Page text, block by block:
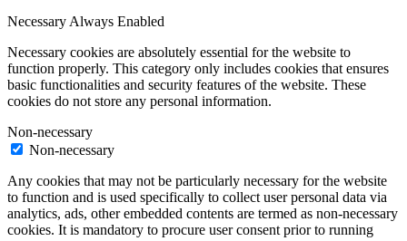
NecessaryAlways Enabled
Necessary cookies are absolutely essential for the website to
function properly. This category only includes cookies that ensures
basic functionalities and security features of the website. These
cookies do not store any personal information.
Non-necessary
Non-necessary
Any cookies that may not be particularly necessary for the website
to function and is used specifically to collect user personal data via
analytics, ads, other embedded contents are termed as non-necessary
cookies. It is mandatory to procure user consent prior to running